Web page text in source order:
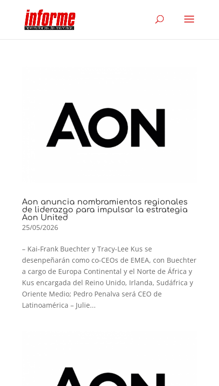
Aon anuncia nombramientos regionales
de liderazgo para impulsar la estrategia
Aon United
25/05/2026
– Kai-Frank Buechter y Tracy-Lee Kus se
desenpeñarán como co-CEOs de EMEA, con Buechter
a cargo de Europa Continental y el Norte de África y
Kus encargada del Reino Unido, Irlanda, Sudáfrica y
Oriente Medio; Pedro Penalva será CEO de
Latinoamérica – Julie...